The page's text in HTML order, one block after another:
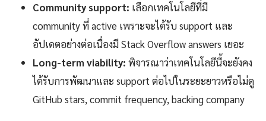
Community support: เลือกเทคโนโลยีที่มี
community ที่ active เพราะจะได้รับ support และ
อัปเดตอย่างต่อเนื่องมี Stack Overflow answers เยอะ
Long-term viability: พิจารณาว่าเทคโนโลยีนี้จะยังคง
ได้รับการพัฒนาและ support ต่อไปในระยะยาวหรือไม่ดู
GitHub stars, commit frequency, backing company